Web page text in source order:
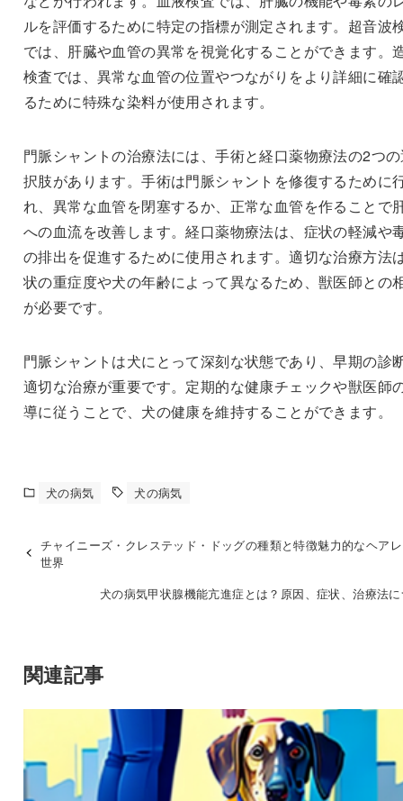
ルを評価するために特定の指標が測定されます。超音波
では、肝臓や血管の異常を視覚化することができます。
検査では、異常な血管の位置やつながりをより詳細に確
るために特殊な染料が使用されます。
門脈シャントの治療法には、手術と経口薬物療法の2つ
択肢があります。手術は門脈シャントを修復するために
れ、異常な血管を閉塞するか、正常な血管を作ることで
への血流を改善します。経口薬物療法は、症状の軽減や
の排出を促進するために使用されます。適切な治療方法
状の重症度や犬の年齢によって異なるため、獣医師との
が必要です。
門脈シャントは犬にとって深刻な状態であり、早期の診
適切な治療が重要です。定期的な健康チェックや獣医師
導に従うことで、犬の健康を維持することができます。
犬の病気 犬の病気
チャイニーズ・クレステッド・ドッグの種類と特徴魅力的なヘア
世界
犬の病気甲状腺機能亢進症とは？原因、症状、治療法
関連記事